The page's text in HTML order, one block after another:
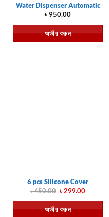
Water Dispenser Automatic
৳950.00
অর্ডার করুন
6 pcs Silicone Cover
৳450.00 Original
was:
৳ 450.00.
৳299.00Current
is:
৳ 299.00.
অর্ডার করুন